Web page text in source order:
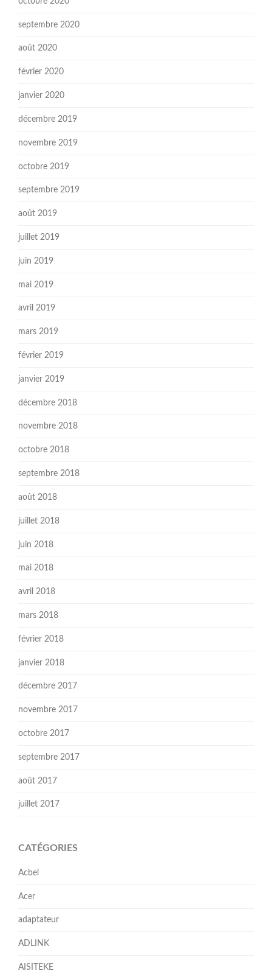
septembre 2020
août 2020
février 2020
janvier 2020
décembre 2019
novembre 2019
octobre 2019
septembre 2019
août 2019
juillet 2019
juin 2019
mai 2019
avril 2019
mars 2019
février 2019
janvier 2019
décembre 2018
novembre 2018
octobre 2018
septembre 2018
août 2018
juillet 2018
juin 2018
mai 2018
avril 2018
mars 2018
février 2018
janvier 2018
décembre 2017
novembre 2017
octobre 2017
septembre 2017
août 2017
juillet 2017
CATÉGORIES
Acbel
Acer
adaptateur
ADLINK
AISITEKE